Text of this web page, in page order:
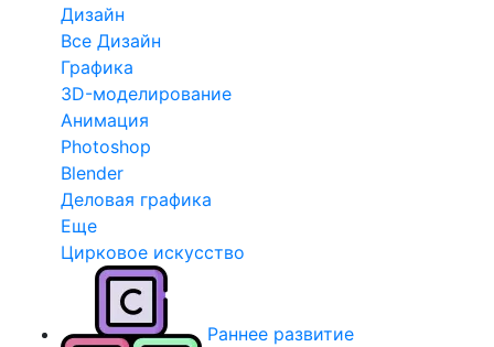
Дизайн
Все Дизайн
Графика
3D-моделирование
Анимация
Photoshop
Blender
Деловая графика
Еще
Цирковое искусство
Раннее развитие